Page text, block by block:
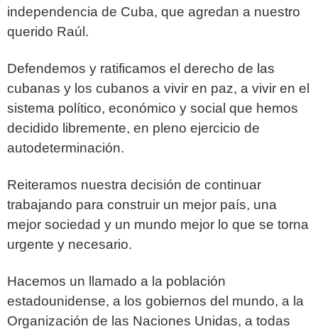
independencia de Cuba, que agredan a nuestro
querido Raúl.
Defendemos y ratificamos el derecho de las
cubanas y los cubanos a vivir en paz, a vivir en el
sistema político, económico y social que hemos
decidido libremente, en pleno ejercicio de
autodeterminación.
Reiteramos nuestra decisión de continuar
trabajando para construir un mejor país, una
mejor sociedad y un mundo mejor lo que se torna
urgente y necesario.
Hacemos un llamado a la población
estadounidense, a los gobiernos del mundo, a la
Organización de las Naciones Unidas, a todas